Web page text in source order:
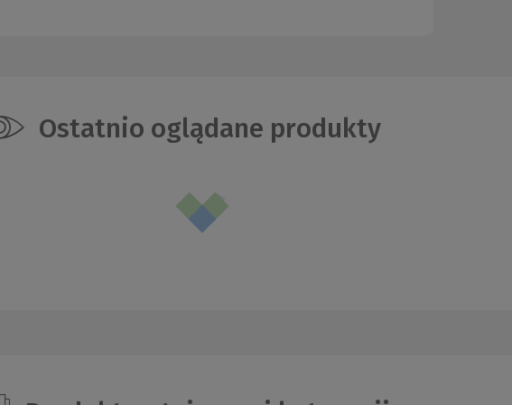
Ostatnio oglądane produkty